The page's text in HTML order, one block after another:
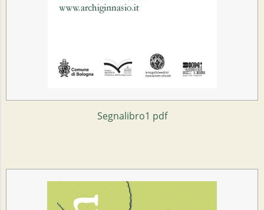
Segnalibro1 pdf